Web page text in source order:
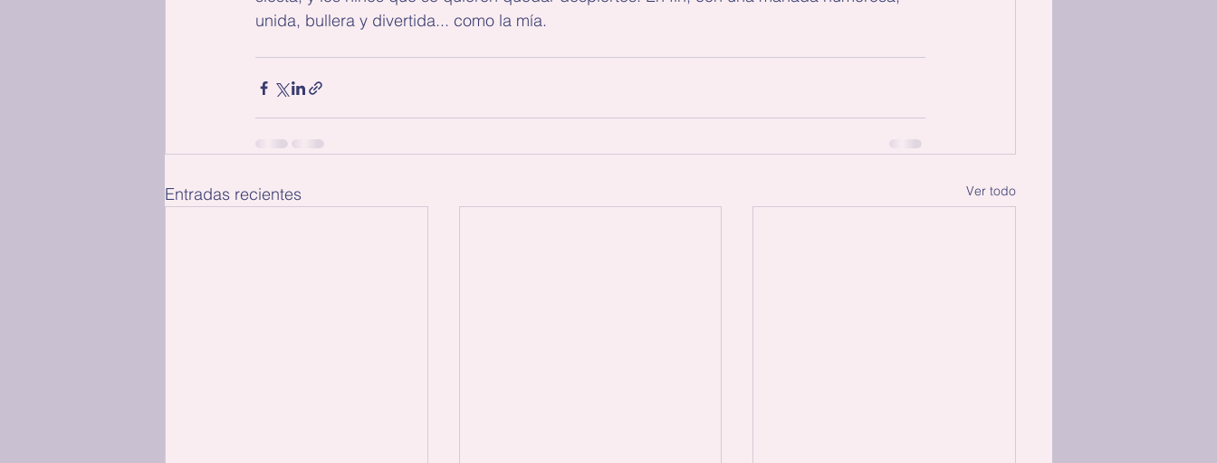
unida, bullera y divertida... como la mía.
Entradas recientes Ver todo